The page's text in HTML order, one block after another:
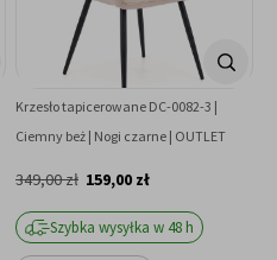
Krzesło tapicerowane DC-0082-3 |
Ciemny beż | Nogi czarne | OUTLET
159,00 zł
349,00 zł
Szybka wysyłka w 48 h